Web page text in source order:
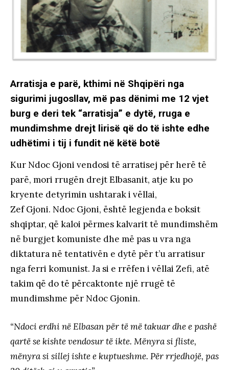
Arratisja e parë, kthimi në Shqipëri nga
sigurimi jugosllav, më pas dënimi me 12 vjet
burg e deri tek “arratisja” e dytë, rruga e
mundimshme drejt lirisë që do të ishte edhe
udhëtimi i tij i fundit në këtë botë
Kur Ndoc Gjoni vendosi të arratisej për herë të
parë, mori rrugën drejt Elbasanit, atje ku po
kryente detyrimin ushtarak i vëllai,
Zef Gjoni. Ndoc Gjoni, është legjenda e boksit
shqiptar, që kaloi përmes kalvarit të mundimshëm
në burgjet komuniste dhe më pas u vra nga
diktatura në tentativën e dytë për t’u arratisur
nga ferri komunist. Ja si e rrëfen i vëllai Zefi, atë
takim që do të përcaktonte një rrugë të
mundimshme për Ndoc Gjonin.
“Ndoci erdhi në Elbasan për të më takuar dhe e pashë
qartë se kishte vendosur të ikte. Mënyra si fliste,
mënyra si sillej ishte e kuptueshme. Për rrjedhojë, pas